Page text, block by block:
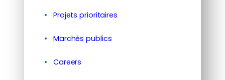
Projets prioritaires
Marchés publics
Careers